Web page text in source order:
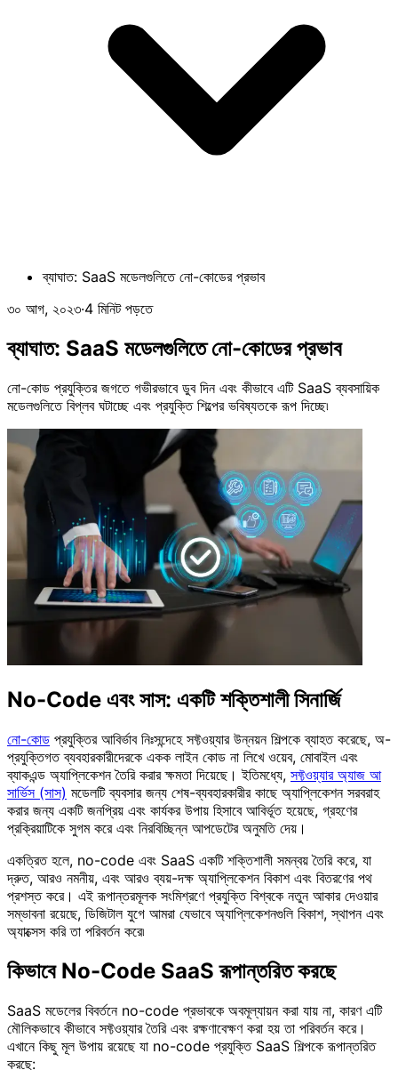
ব্যাঘাত: SaaS মডেলগুলিতে নো-কোডের প্রভাব
৩০ আগ, ২০২৩·4 মিনিট পড়তে
ব্যাঘাত: SaaS মডেলগুলিতে নো-কোডের প্রভাব
নো-কোড প্রযুক্তির জগতে গভীরভাবে ডুব দিন এবং কীভাবে এটি SaaS ব্যবসায়িক
মডেলগুলিতে বিপ্লব ঘটাচ্ছে এবং প্রযুক্তি শিল্পের ভবিষ্যতকে রূপ দিচ্ছে৷
No-Code এবং সাস: একটি শক্তিশালী সিনার্জি
নো-কোড প্রযুক্তির আবির্ভাব নিঃসন্দেহে সফ্টওয়্যার উন্নয়ন শিল্পকে ব্যাহত করেছে, অ-
প্রযুক্তিগত ব্যবহারকারীদেরকে একক লাইন কোড না লিখে ওয়েব, মোবাইল এবং
ব্যাকএন্ড অ্যাপ্লিকেশন তৈরি করার ক্ষমতা দিয়েছে। ইতিমধ্যে, সফ্টওয়্যার অ্যাজ আ
সার্ভিস (সাস) মডেলটি ব্যবসার জন্য শেষ-ব্যবহারকারীর কাছে অ্যাপ্লিকেশন সরবরাহ
করার জন্য একটি জনপ্রিয় এবং কার্যকর উপায় হিসাবে আবির্ভূত হয়েছে, গ্রহণের
প্রক্রিয়াটিকে সুগম করে এবং নিরবিচ্ছিন্ন আপডেটের অনুমতি দেয়।
একত্রিত হলে, no-code এবং SaaS একটি শক্তিশালী সমন্বয় তৈরি করে, যা
দ্রুত, আরও নমনীয়, এবং আরও ব্যয়-দক্ষ অ্যাপ্লিকেশন বিকাশ এবং বিতরণের পথ
প্রশস্ত করে। এই রূপান্তরমূলক সংমিশ্রণে প্রযুক্তি বিশ্বকে নতুন আকার দেওয়ার
সম্ভাবনা রয়েছে, ডিজিটাল যুগে আমরা যেভাবে অ্যাপ্লিকেশনগুলি বিকাশ, স্থাপন এবং
অ্যাক্সেস করি তা পরিবর্তন করে৷
কিভাবে No-Code SaaS রূপান্তরিত করছে
SaaS মডেলের বিবর্তনে no-code প্রভাবকে অবমূল্যায়ন করা যায় না, কারণ এটি
মৌলিকভাবে কীভাবে সফ্টওয়্যার তৈরি এবং রক্ষণাবেক্ষণ করা হয় তা পরিবর্তন করে।
এখানে কিছু মূল উপায় রয়েছে যা no-code প্রযুক্তি SaaS শিল্পকে রূপান্তরিত
করছে: